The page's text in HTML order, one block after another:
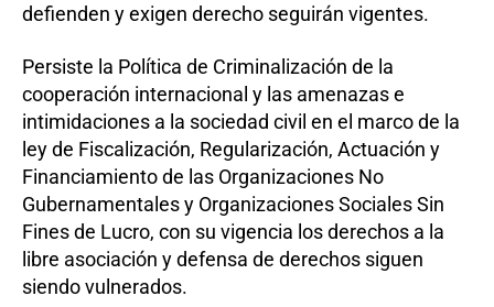
defienden y exigen derecho seguirán vigentes.
Persiste la Política de Criminalización de la
cooperación internacional y las amenazas e
intimidaciones a la sociedad civil en el marco de la
ley de Fiscalización, Regularización, Actuación y
Financiamiento de las Organizaciones No
Gubernamentales y Organizaciones Sociales Sin
Fines de Lucro, con su vigencia los derechos a la
libre asociación y defensa de derechos siguen
siendo vulnerados.